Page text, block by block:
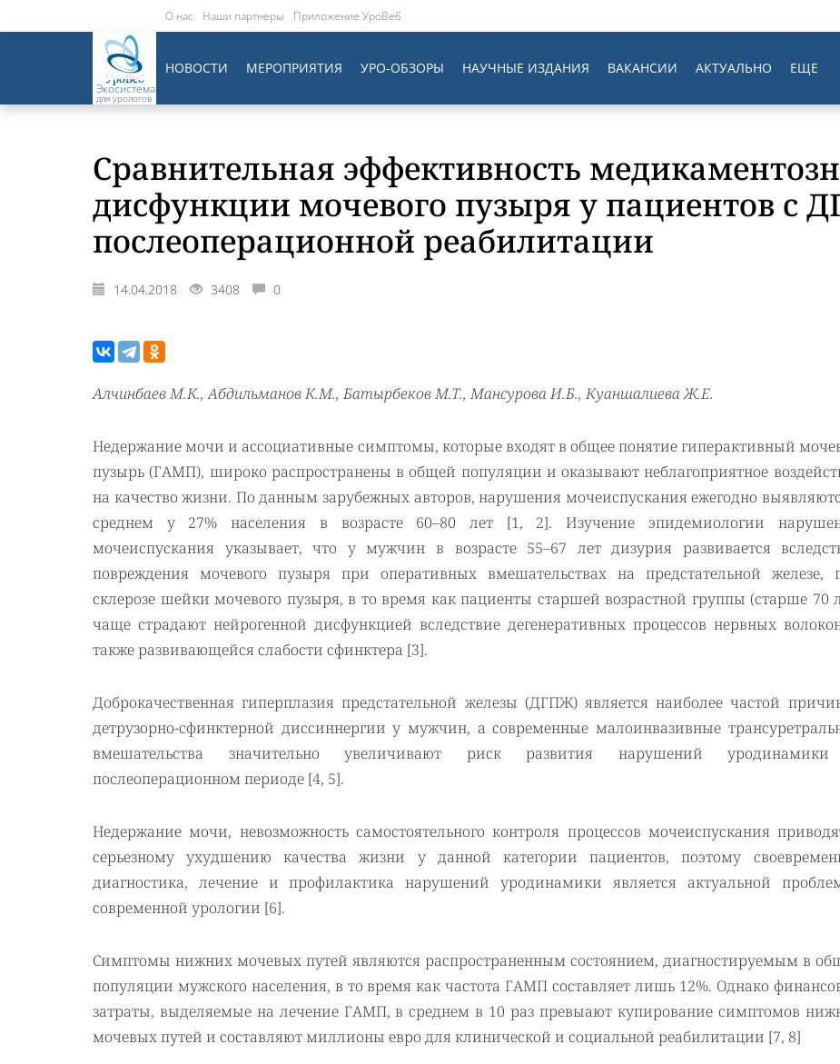
О нас Наши партнеры Приложение УроВеб
Экосистема
для урологов
НОВОСТИ МЕРОПРИЯТИЯ УРО-ОБЗОРЫ НАУЧНЫЕ ИЗДАНИЯ ВАКАНСИИ АКТУАЛЬНО ЕЩЕ
Сравнительная эффективность
дисфункции мочевого пузыря у пациентов с
послеоперационной реабилитации
14.04.2018 3408 0
Алчинбаев М.К., Абдильманов К.М., Батырбеков М.Т., Мансурова И.Б., Куаншалиева Ж.Е.
Недержание мочи и ассоциативные симптомы, которые входят в общее понятие гиперактивный
пузырь (ГАМП), широко распространены в общей популяции и оказывают неблагоприятное
на качество жизни. По данным зарубежных авторов, нарушения мочеиспускания ежегодно
среднем у 27% населения в возрасте 60–80 лет [1, 2]. Изучение эпидемиологии
мочеиспускания указывает, что у мужчин в возрасте 55–67 лет дизурия развивается
повреждения мочевого пузыря при оперативных вмешательствах на предстательной железе,
склерозе шейки мочевого пузыря, в то время как пациенты старшей возрастной группы (старше 70
чаще страдают нейрогенной дисфункцией вследствие дегенеративных процессов нервных
также развивающейся слабости сфинктера [3].
Доброкачественная гиперплазия предстательной железы (ДГПЖ) является наиболее частой
детрузорно-сфинктерной диссиннергии у мужчин, а современные малоинвазивные
вмешательства значительно увеличивают риск развития нарушений
послеоперационном периоде [4, 5].
Недержание мочи, невозможность самостоятельного контроля процессов мочеиспускания
серьезному ухудшению качества жизни у данной категории пациентов, поэтому
диагностика, лечение и профилактика нарушений уродинамики является актуальной
современной урологии [6].
Симптомы нижних мочевых путей являются распространенным состоянием, диагностируемым в
популяции мужского населения, в то время как частота ГАМП составляет лишь 12%. Однако
затраты, выделяемые на лечение ГАМП, в среднем в 10 раз превыают купирование симптомов
мочевых путей и составляют миллионы евро для клинической и социальной реабилитации [7, 8]